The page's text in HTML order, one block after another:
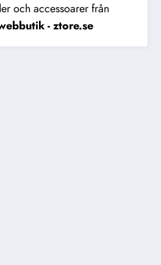
och accessoarer från
- ztore.se